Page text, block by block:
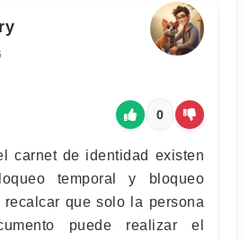
0
carnet de identidad existen
temporal y bloqueo
que solo la persona
puede realizar el